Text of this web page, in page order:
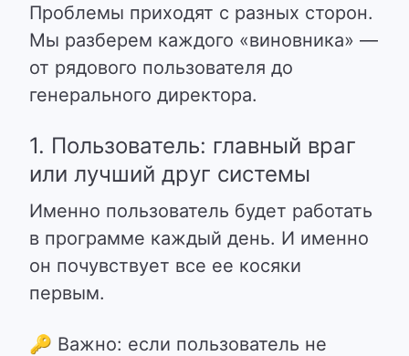
Проблемы приходят с разных сторон.
Мы разберем каждого «виновника» —
от рядового пользователя до
генерального директора.
1. Пользователь: главный враг
или лучший друг системы
Именно пользователь будет работать
в программе каждый день. И именно
он почувствует все ее косяки
первым.
🔑 Важно: если пользователь не